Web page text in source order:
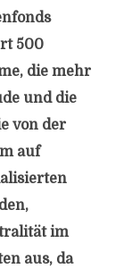
500
die mehr
und die
von der
auf
im
aus, da